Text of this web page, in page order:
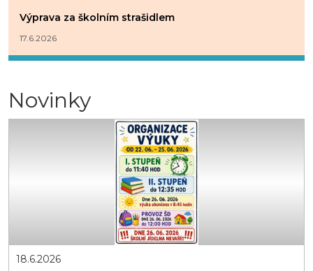
Výprava za školním strašidlem
17.6.2026
Novinky
18.6.2026